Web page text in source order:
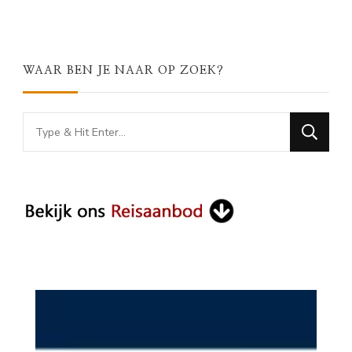
WAAR BEN JE NAAR OP ZOEK?
Looking
for